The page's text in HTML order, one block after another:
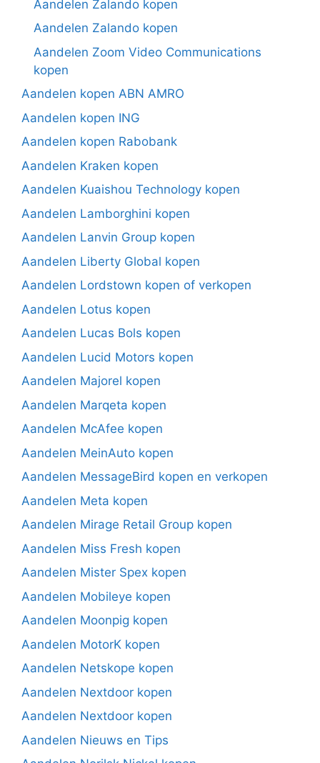
Aandelen Zalando kopen
Aandelen Zalando kopen
Aandelen Zoom Video Communications
kopen
Aandelen kopen ABN AMRO
Aandelen kopen ING
Aandelen kopen Rabobank
Aandelen Kraken kopen
Aandelen Kuaishou Technology kopen
Aandelen Lamborghini kopen
Aandelen Lanvin Group kopen
Aandelen Liberty Global kopen
Aandelen Lordstown kopen of verkopen
Aandelen Lotus kopen
Aandelen Lucas Bols kopen
Aandelen Lucid Motors kopen
Aandelen Majorel kopen
Aandelen Marqeta kopen
Aandelen McAfee kopen
Aandelen MeinAuto kopen
Aandelen MessageBird kopen en verkopen
Aandelen Meta kopen
Aandelen Mirage Retail Group kopen
Aandelen Miss Fresh kopen
Aandelen Mister Spex kopen
Aandelen Mobileye kopen
Aandelen Moonpig kopen
Aandelen MotorK kopen
Aandelen Netskope kopen
Aandelen Nextdoor kopen
Aandelen Nextdoor kopen
Aandelen Nieuws en Tips